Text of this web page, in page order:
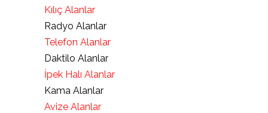
Kılıç Alanlar
Radyo Alanlar
Telefon Alanlar
Daktilo Alanlar
İpek Halı Alanlar
Kama Alanlar
Avize Alanlar